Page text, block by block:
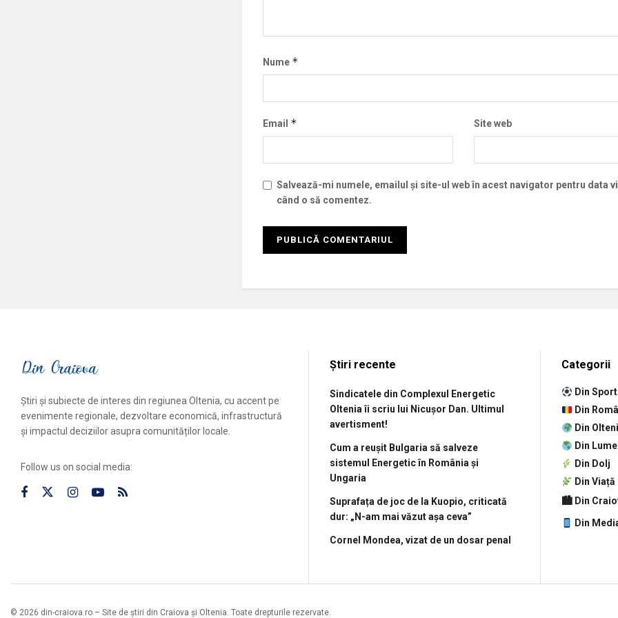
Nume *
Email * Site web
Salvează-mi numele, emailul și site-ul web în acest navigator pentru data
când o să comentez.
Știri și subiecte de interes din regiunea Oltenia, cu accent pe
evenimente regionale, dezvoltare economică, infrastructură
și impactul deciziilor asupra comunităților locale.
Follow us on social media:
Știri recente
Sindicatele din Complexul Energetic
Oltenia îi scriu lui Nicușor Dan. Ultimul
avertisment!
Cum a reușit Bulgaria să salveze
sistemul Energetic în România și
Ungaria
Suprafața de joc de la Kuopio, criticată
dur: „N-am mai văzut așa ceva”
Cornel Mondea, vizat de un dosar penal
Categorii
Din Sport
Din
Din
Din Lume
Din Dolj
Din Viață
🏙 Din
Din
© 2026 din-craiova.ro – Site de știri din Craiova și Oltenia. Toate drepturile rezervate.